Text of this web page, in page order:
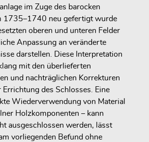
im Zuge des barocken
1735–1740 neu gefertigt wurde
oberen und unteren Felder
Anpassung an veränderte
darstellen. Diese Interpretation
mit den überlieferten
und nachträglichen Korrekturen
Errichtung des Schlosses. Eine
Wiederverwendung von Material
Holzkomponenten – kann
ausgeschlossen werden, lässt
vorliegenden Befund ohne